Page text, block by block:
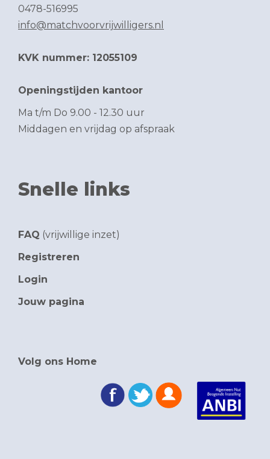
0478-516995
info@matchvoorvrijwilligers.nl
KVK nummer: 12055109
Openingstijden kantoor
Ma t/m Do 9.00 - 12.30 uur
Middagen en vrijdag op afspraak
Snelle links
FAQ (vrijwillige inzet)
Registreren
Login
Jouw pagina
Volg ons Home